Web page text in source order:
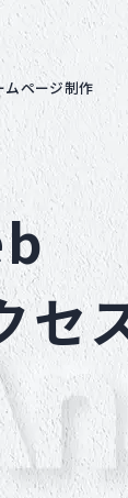
hand
ムページ制作
セ